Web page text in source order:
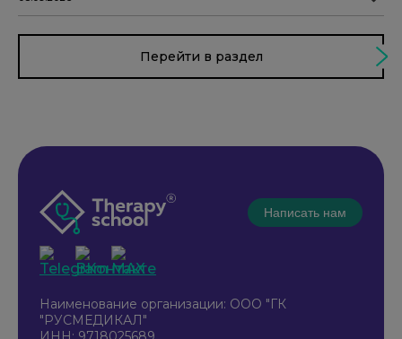
Перейти в раздел
Написать нам
Наименование организации: ООО "ГК
"РУСМЕДИКАЛ"